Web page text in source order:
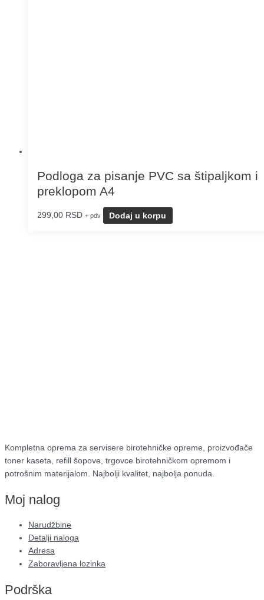
Podloga za pisanje PVC sa štipaljkom i
preklopom A4
299,00 RSD + pdv Dodaj u korpu
Kompletna oprema za servisere birotehničke opreme, proizvođače
toner kaseta, refill šopove, trgovce birotehničkom opremom i
potrošnim materijalom. Najbolji kvalitet, najbolja ponuda.
Moj nalog
Narudžbine
Detalji naloga
Adresa
Zaboravljena lozinka
Podrška